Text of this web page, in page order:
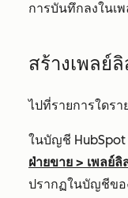
การบันทึกลงในเ
สร้างเพลย์
ไปที่รายการใดร
ในบัญชี
ฝ่ายขาย > เพลย์
ปรากฏในบัญชีข